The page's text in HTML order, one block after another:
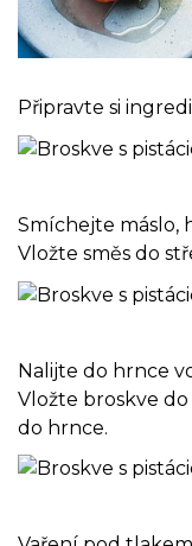
Připravte si
Smíchejte máslo,
Vložte směs do
Nalijte do hrnce
Vložte broskve
do hrnce.